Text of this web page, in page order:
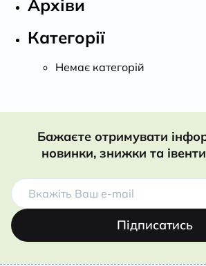
Архіви
Категорії
Немає категорій
Бажаєте отримувати
новинки, знижки та
Підписатись